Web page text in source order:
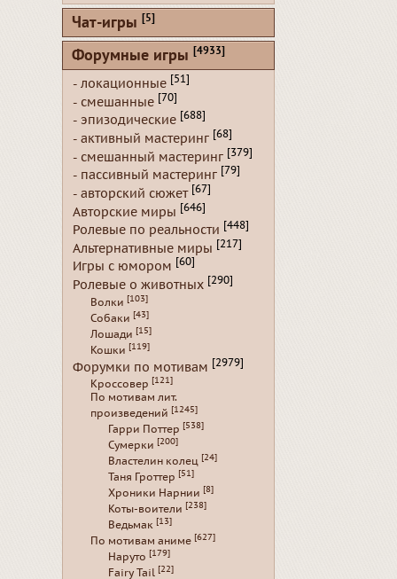
Чат-игры [5]
Форумные игры [4933]
- локационные [51]
- смешанные [70]
- эпизодические [688]
- активный мастеринг [68]
- смешанный мастеринг [379]
- пассивный мастеринг [79]
- авторский сюжет [67]
Авторские миры [646]
Ролевые по реальности [448]
Альтернативные миры [217]
Игры с юмором [60]
Ролевые о животных [290]
Волки [103]
Собаки [43]
Лошади [15]
Кошки [119]
Форумки по мотивам [2979]
Кроссовер [121]
По мотивам лит.
произведений [1245]
Гарри Поттер [538]
Сумерки [200]
Властелин колец [24]
Таня Гроттер [51]
Хроники Нарнии [8]
Коты-воители [238]
Ведьмак [13]
По мотивам аниме [627]
Наруто [179]
Fairy Tail [22]